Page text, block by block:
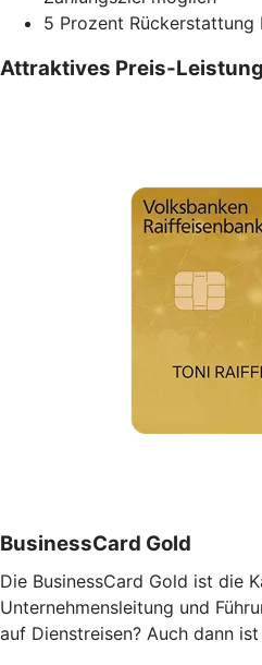
5 Prozent Rückerstattung
Attraktives Preis-
BusinessCard Gold
Die BusinessCard Gold ist die
Unternehmensleitung und
auf Dienstreisen? Auch dann